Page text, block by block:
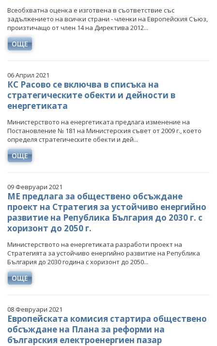
Всеобхватна оценка е изготвена в съответствие със
задължението на всички страни - членки на Европейския Съюз,
произтичащо от член 14 на Директива 2012...
ОЩЕ
06 Април 2021
КС Расово се включва в списъка на
стратегическите обекти и дейности в
енергетиката
Министерството на енергетиката предлага изменение на
Постановление № 181 на Министерския съвет от 2009 г., което
определя стратегическите обекти и дей...
ОЩЕ
09 Февруари 2021
МЕ предлага за обществено обсъждане
проект на Стратегия за устойчиво енергийно
развитие на Република България до 2030 г. с
хоризонт до 2050 г.
Министерството на енергетиката разработи проект на
Стратегията за устойчиво енергийно развитие на Република
България до 2030 година с хоризонт до 2050...
ОЩЕ
08 Февруари 2021
Европейската комисия стартира обществено
обсъждане на Плана за реформи на
българския електроенергиен пазар